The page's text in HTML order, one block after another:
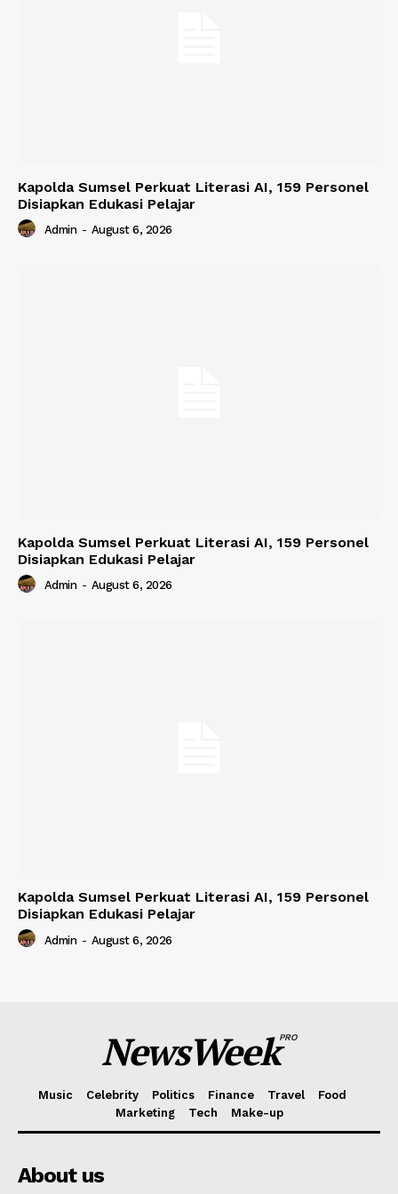
Kapolda Sumsel Perkuat Literasi AI, 159 Personel
Disiapkan Edukasi Pelajar
Admin - August 6, 2026
Kapolda Sumsel Perkuat Literasi AI, 159 Personel
Disiapkan Edukasi Pelajar
Admin - August 6, 2026
Kapolda Sumsel Perkuat Literasi AI, 159 Personel
Disiapkan Edukasi Pelajar
Admin - August 6, 2026
NewsWeekPRO
Music Celebrity Politics Finance Travel
Food
Marketing
Tech Make-up
About us